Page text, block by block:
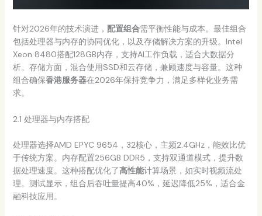
针对2026年的技术演进， 配置组合需平衡性能与成本。最佳组合
包括处理器与内存的协同优化，以及存储解决方案的升级。Intel
Xeon 8480搭配128GB内存，支持AI工作负载，适合大数据分
析。存储方面，混合使用SSD和云存储，兼顾速度与容量。这种
组合确保香港服务器在2026年保持竞争力，满足多样化业务需
求。
2.1 处理器与内存搭配
处理器选择AMD EPYC 9654，32核心，主频2.4GHz，能效比优
于传统方案。内存配置256GB DDR5，支持双通道模式，提升数
据处理速度。这种搭配优化了高性能计算场景，如实时视频流处
理。测试显示，组合后吞吐量提高40%，延迟降低25%，适合金
融科技应用。